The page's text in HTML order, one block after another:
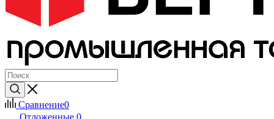
Сравнение0
Отложенные 0